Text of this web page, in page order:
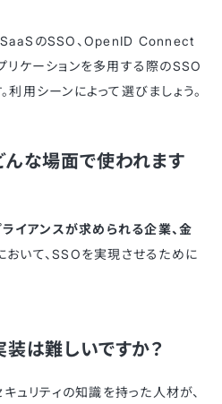
のSSO、OpenID Connect
リケーションを多用する際のSSO
利用シーンによって選びましょう。
な場面で使われます
ライアンスが求められる企業、金
おいて、SSOを実現させるために
は難しいですか？
ュリティの知識を持った人材が、